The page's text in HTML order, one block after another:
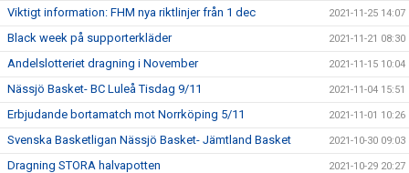
Viktigt information: FHM nya riktlinjer från 1 dec 2021-11-25 14:07
Black week på supporterkläder 2021-11-21 08:30
Andelslotteriet dragning i November 2021-11-15 10:04
Nässjö Basket- BC Luleå Tisdag 9/11 2021-11-04 15:51
Erbjudande bortamatch mot Norrköping 5/11 2021-11-01 10:26
Svenska Basketligan Nässjö Basket- Jämtland Basket 2021-10-30 09:03
Dragning STORA halvapotten 2021-10-29 20:27